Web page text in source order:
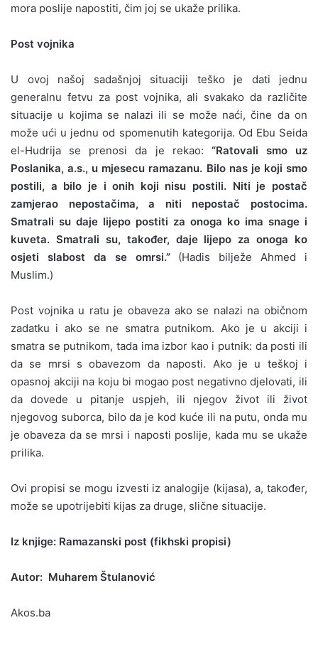
mora poslije napostiti, čim joj se ukaže prilika.
Post vojnika
U ovoj našoj sadašnjoj situaciji teško je dati jednu
generalnu fetvu za post vojnika, ali svakako da različite
situacije u kojima se nalazi ili se može naći, čine da on
može ući u jednu od spomenutih kategorija. Od Ebu Seida
el-Hudrija se prenosi da je rekao: “Ratovali smo uz
Poslanika, a.s., u mjesecu ramazanu. Bilo nas je koji smo
postili, a bilo je i onih koji nisu postili. Niti je postač
zamjerao nepostačima, a niti nepostač postocima.
Smatrali su daje lijepo postiti za onoga ko ima snage i
kuveta. Smatrali su, također, daje lijepo za onoga ko
osjeti slabost da se omrsi.”(Hadis bilježe Ahmed i
Muslim.)
Post vojnika u ratu je obaveza ako se nalazi na običnom
zadatku i ako se ne smatra putnikom. Ako je u akciji i
smatra se putnikom, tada ima izbor kao i putnik: da posti ili
da se mrsi s obavezom da naposti. Ako je u teškoj i
opasnoj akciji na koju bi mogao post negativno djelovati, ili
da dovede u pitanje uspjeh, ili njegov život ili život
njegovog suborca, bilo da je kod kuće ili na putu, onda mu
je obaveza da se mrsi i naposti poslije, kada mu se ukaže
prilika.
Ovi propisi se mogu izvesti iz analogije (kijasa), a, također,
može se upotrijebiti kijas za druge, slične situacije.
Iz knjige: Ramazanski post (fikhski propisi)
Autor: Muharem Štulanović
Akos.ba